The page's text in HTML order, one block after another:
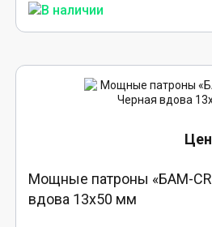
Мощные патроны «БАМ-
вдова 13х50 мм